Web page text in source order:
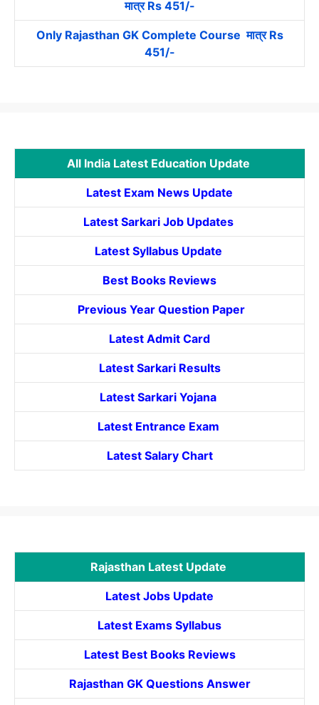
मात्र Rs 451/-
Only Rajasthan GK Complete Course मात्र Rs
451/-
All India Latest Education Update
Latest Exam News Update
Latest Sarkari Job Updates
Latest Syllabus Update
Best Books Reviews
Previous Year Question Paper
Latest Admit Card
Latest Sarkari Results
Latest Sarkari Yojana
Latest Entrance Exam
Latest Salary Chart
Rajasthan Latest Update
Latest Jobs Update
Latest Exams Syllabus
Latest Best Books Reviews
Rajasthan GK Questions Answer